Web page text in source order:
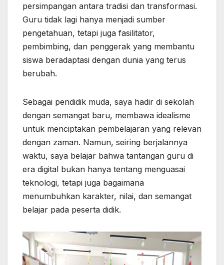
persimpangan antara tradisi dan transformasi.
Guru tidak lagi hanya menjadi sumber
pengetahuan, tetapi juga fasilitator,
pembimbing, dan penggerak yang membantu
siswa beradaptasi dengan dunia yang terus
berubah.
Sebagai pendidik muda, saya hadir di sekolah
dengan semangat baru, membawa idealisme
untuk menciptakan pembelajaran yang relevan
dengan zaman. Namun, seiring berjalannya
waktu, saya belajar bahwa tantangan guru di
era digital bukan hanya tentang menguasai
teknologi, tetapi juga bagaimana
menumbuhkan karakter, nilai, dan semangat
belajar pada peserta didik.